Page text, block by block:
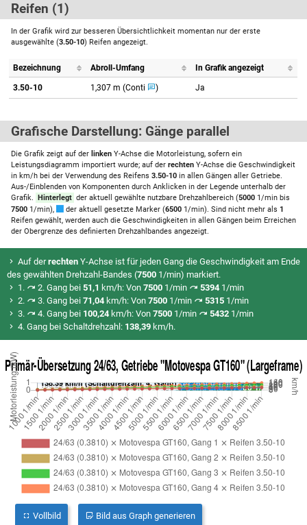
Reifen (1)
In der Grafik wird zur besseren Übersichtlichkeit momentan nur der erste
ausgewählte (3.50-10) Reifen angezeigt.
Bezeichnung Abroll-Umfang In Grafik angezeigt
3.50-10 1,307 m (Conti ) Ja
Grafische Darstellung: Gänge parallel
Die Grafik zeigt auf der linken Y-Achse die Motorleistung, sofern ein
Leistungsdiagramm importiert wurde; auf der rechten Y-Achse die Geschwindigkeit
in km/h bei der Verwendung des Reifens 3.50-10 in allen Gängen aller Getriebe.
Aus-/Einblenden von Komponenten durch Anklicken in der Legende unterhalb der
Grafik. Hinterlegt der aktuell gewählte nutzbare Drehzahlbereich (5000 1/min bis
7500 1/min), der aktuell gesetzte Marker (6500 1/min). Sind nicht mehr als 1
Reifen gewählt, werden auch die Geschwindigkeiten in allen Gängen beim Erreichen
der Obergrenze des definierten Drehzahlbandes angezeigt.
Auf derrechten Y-Achse ist für jeden Gang die Geschwindigkeit am Ende
des gewählten Drehzahl-Bandes (7500 1/min) markiert.
1.
2. Gang bei 51,1 km/h: Von 7500 1/min 5394 1/min
2.
3. Gang bei 71,04 km/h: Von 7500 1/min 5315 1/min
3.
4. Gang bei 100,24 km/h: Von 7500 1/min 5432 1/min
4. Gang bei Schaltdrehzahl: 138,39 km/h.
Vollbild Bild aus Graph generieren